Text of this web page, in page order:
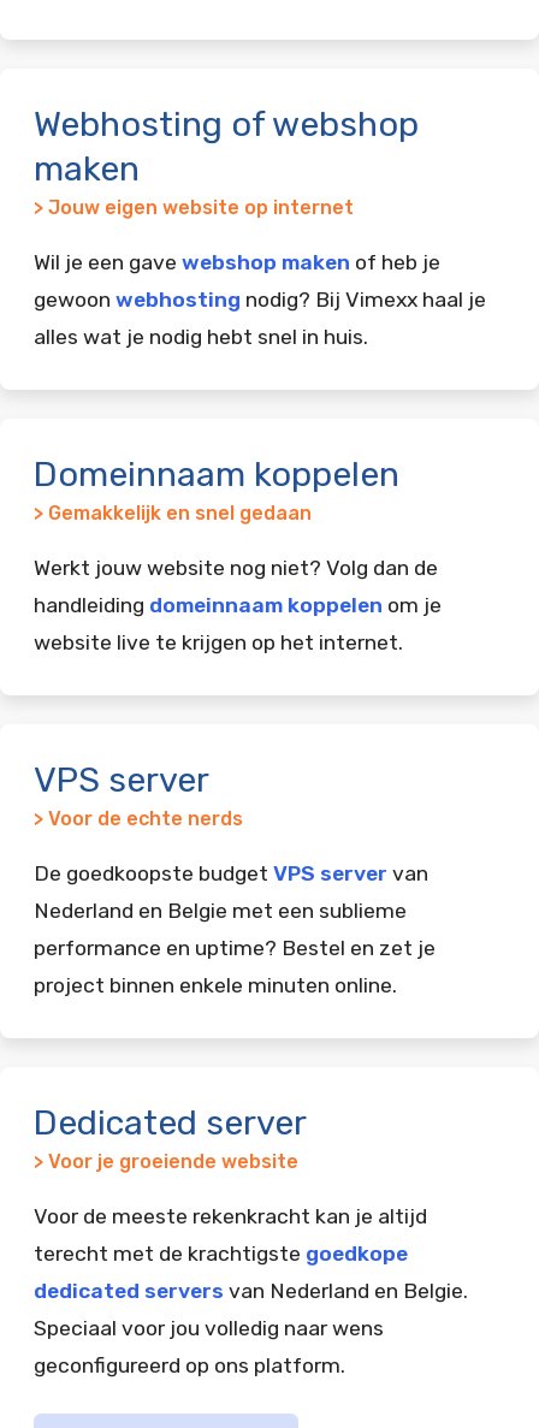
Webhosting of webshop
maken
> Jouw eigen website op internet
Wil je een gave webshop maken of heb je
gewoon webhosting nodig? Bij Vimexx haal je
alles wat je nodig hebt snel in huis.
Domeinnaam koppelen
> Gemakkelijk en snel gedaan
Werkt jouw website nog niet? Volg dan de
handleiding domeinnaam koppelen om je
website live te krijgen op het internet.
VPS server
> Voor de echte nerds
De goedkoopste budget VPS server van
Nederland en Belgie met een sublieme
performance en uptime? Bestel en zet je
project binnen enkele minuten online.
Dedicated server
> Voor je groeiende website
Voor de meeste rekenkracht kan je altijd
terecht met de krachtigste goedkope
dedicated servers van Nederland en Belgie.
Speciaal voor jou volledig naar wens
geconfigureerd op ons platform.